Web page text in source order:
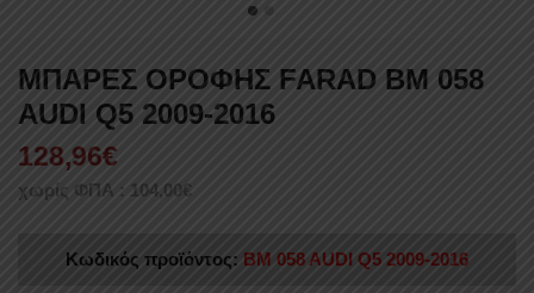
ΜΠΑΡΕΣ ΟΡΟΦΗΣ FARAD BM 058
AUDI Q5 2009-2016
128,96€
χωρίς ΦΠΑ : 104,00€
Κωδικός προϊόντος: BM 058 AUDI Q5 2009-2016